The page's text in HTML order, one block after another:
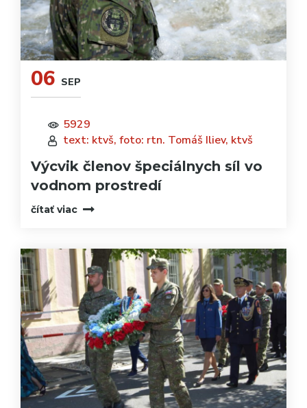
06 SEP
5929
text: ktvš, foto: rtn. Tomáš Iliev, ktvš
Výcvik členov špeciálnych síl vo
vodnom prostredí
čítať viac